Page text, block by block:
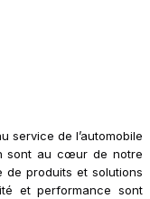
service de l’automobile
sont au cœur de notre
de produits et solutions
et performance sont